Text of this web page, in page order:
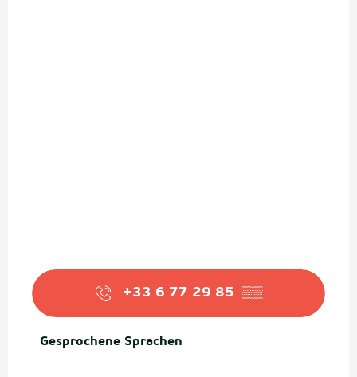
+33 6 77 29 85 ▒▒
Gesprochene Sprachen
Gesprochene Sprachen